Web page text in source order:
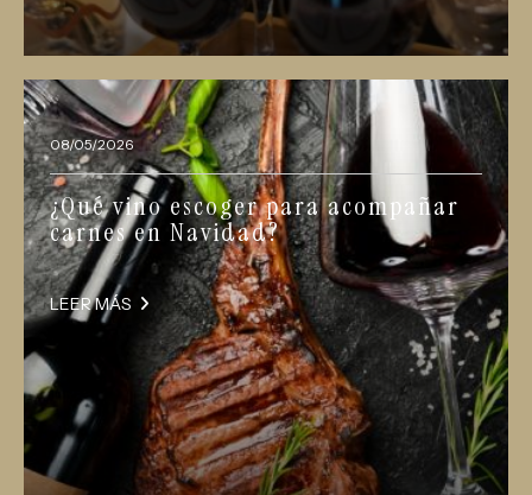
08/05/2026
¿Qué vino escoger para acompañar
carnes en Navidad?
LEER MÁS